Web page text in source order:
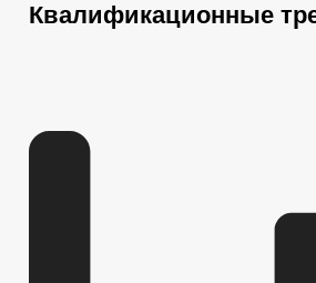
Квалификационные